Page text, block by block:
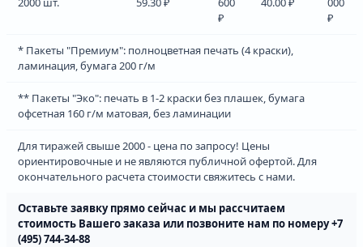
₽
₽
* Пакеты "Премиум": полноцветная печать (4 краски),
ламинация, бумага 200 г/м
** Пакеты "Эко": печать в 1-2 краски без плашек, бумага
офсетная 160 г/м матовая, без ламинации
Для тиражей свыше 2000 - цена по запросу! Цены
ориентировочные и не являются публичной офертой. Для
окончательного расчета стоимости свяжитесь с нами.
Оставьте заявку прямо сейчас и мы рассчитаем
cтоимость Вашего заказа или позвоните нам по номеру +7
(495) 744-34-88